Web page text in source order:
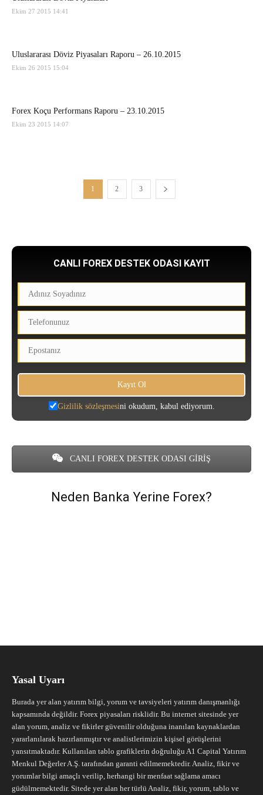
Ekim 27 2015 14:41
Uluslararası Döviz Piyasaları Raporu – 26.10.2015
Ekim 26 2015 15:04
Forex Koçu Performans Raporu – 23.10.2015
Ekim 23 2015 14:07
1 2 3
CANLI FOREX DESTEK ODASI KAYIT
Gizlilik sözleşmesini okudum, kabul ediyorum.
CANLI FOREX DESTEK ODASI GİRİŞ
Neden Banka Yerine Forex?
Yasal Uyarı
Burada yer alan yatırım bilgi, yorum ve tavsiyeleri yatırım danışmanlığı
kapsamında değildir. Forex piyasaları risklidir. Bu internet sitesinde yer
alan yorum, analiz ve fikirler güvenilir olduğuna inanılan kaynaklardan
yararlanılarak hazırlanmıştır ve analistlerimizin kişisel görüşlerini
yansıtmaktadır. Kullanılan tablo grafiklerin doğruluğu A1 Capital Yatırım
Menkul Değerler A.Ş. tarafından garanti edilmemektedir. Analiz, fikir ve
yorumlar bilgi amaçlı verilip, herhangi bir menfaat sağlama amacı
güdülmemektedir. Sitede yer alan her türlü Analiz, fikir, yorum, tablo ve